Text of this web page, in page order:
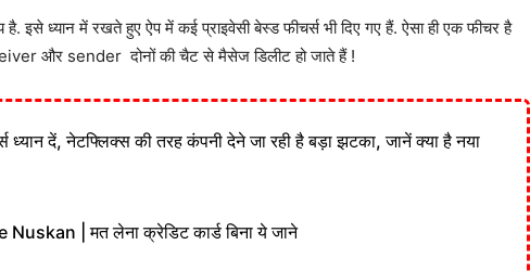
है. इसे ध्यान में रखते हुए ऐप में कई प्राइवेसी बेस्ड फीचर्स भी दिए गए हैं. ऐसा ही एक फीचर है
और sender दोनों की चैट से मैसेज डिलीट हो जाते हैं !
ध्यान दें, नेटफ्लिक्स की तरह कंपनी देने जा रही है बड़ा झटका, जानें क्या है नया
| मत लेना क्रेडिट कार्ड बिना ये जाने